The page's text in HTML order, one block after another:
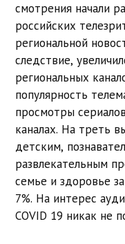
смотрения начали
российских
региональной
следствие,
региональных
популярность
просмотры
каналах. На треть
детским,
развлекательным
семье и здоровье
7%. На интерес
COVID 19 никак не